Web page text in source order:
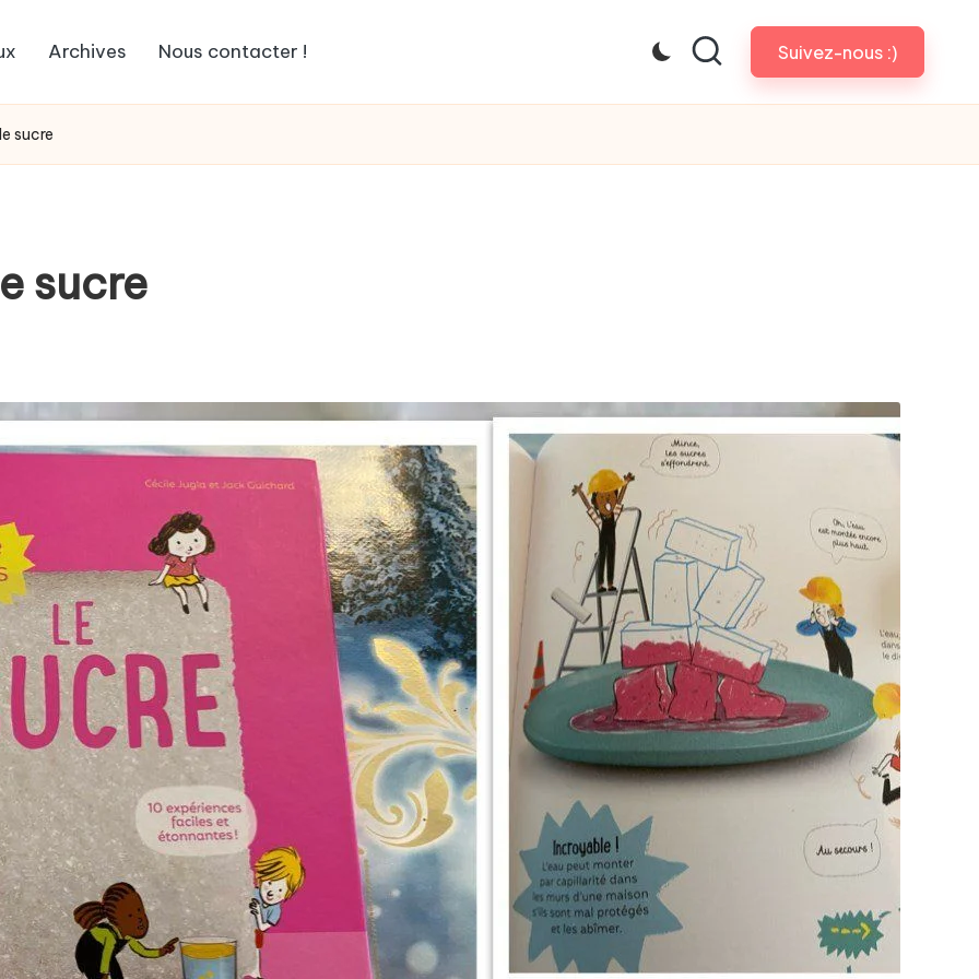
Archives Nous contacter ! Suivez-nous :)
sucre
sucre